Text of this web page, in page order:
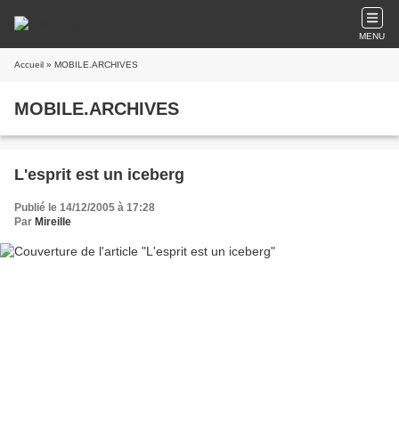
MENU
Accueil » MOBILE.ARCHIVES
MOBILE.ARCHIVES
L'esprit est un iceberg
Publié le 14/12/2005 à 17:28
Par Mireille